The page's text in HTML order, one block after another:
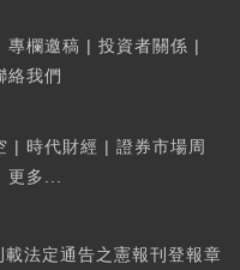
專欄邀稿 | 投資者關係 |
絡我們
| 時代財經 | 證券市場周
更多...
法定通告之憲報刊登報章